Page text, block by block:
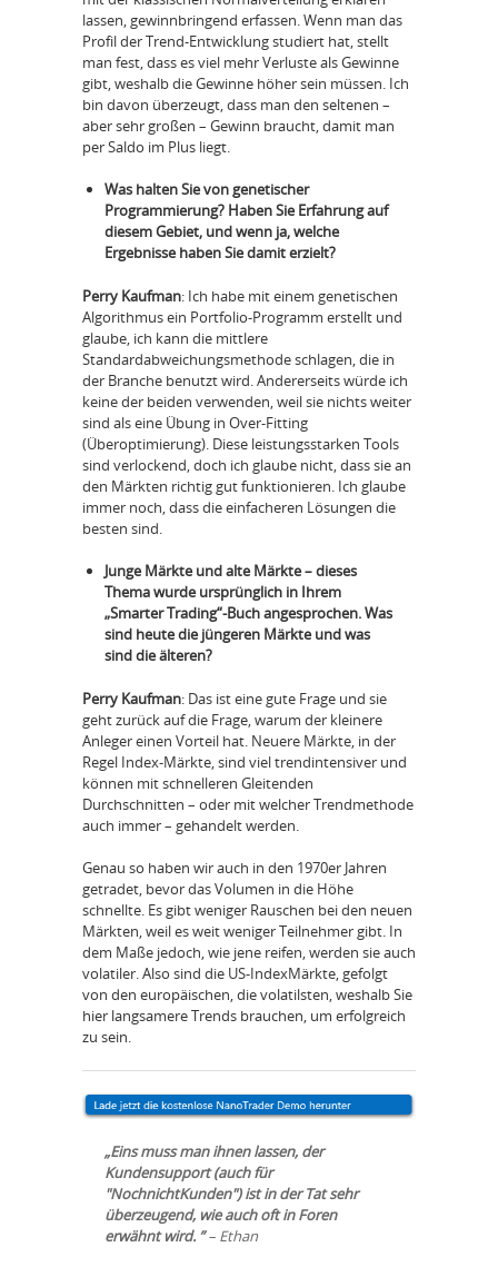
lassen, gewinnbringend erfassen. Wenn man das
Profil der Trend-Entwicklung studiert hat, stellt
man fest, dass es viel mehr Verluste als Gewinne
gibt, weshalb die Gewinne höher sein müssen. Ich
bin davon überzeugt, dass man den seltenen –
aber sehr großen – Gewinn braucht, damit man
per Saldo im Plus liegt.
Was halten Sie von genetischer
Programmierung? Haben Sie Erfahrung auf
diesem Gebiet, und wenn ja, welche
Ergebnisse haben Sie damit erzielt?
Perry Kaufman: Ich habe mit einem genetischen
Algorithmus ein Portfolio-Programm erstellt und
glaube, ich kann die mittlere
Standardabweichungsmethode schlagen, die in
der Branche benutzt wird. Andererseits würde ich
keine der beiden verwenden, weil sie nichts weiter
sind als eine Übung in Over-Fitting
(Überoptimierung). Diese leistungsstarken Tools
sind verlockend, doch ich glaube nicht, dass sie an
den Märkten richtig gut funktionieren. Ich glaube
immer noch, dass die einfacheren Lösungen die
besten sind.
Junge Märkte und alte Märkte – dieses
Thema wurde ursprünglich in Ihrem
„Smarter Trading“-Buch angesprochen. Was
sind heute die jüngeren Märkte und was
sind die älteren?
Perry Kaufman: Das ist eine gute Frage und sie
geht zurück auf die Frage, warum der kleinere
Anleger einen Vorteil hat. Neuere Märkte, in der
Regel Index-Märkte, sind viel trendintensiver und
können mit schnelleren Gleitenden
Durchschnitten – oder mit welcher Trendmethode
auch immer – gehandelt werden.
Genau so haben wir auch in den 1970er Jahren
getradet, bevor das Volumen in die Höhe
schnellte. Es gibt weniger Rauschen bei den neuen
Märkten, weil es weit weniger Teilnehmer gibt. In
dem Maße jedoch, wie jene reifen, werden sie auch
volatiler. Also sind die US-IndexMärkte, gefolgt
von den europäischen, die volatilsten, weshalb Sie
hier langsamere Trends brauchen, um erfolgreich
zu sein.
„Eins muss man ihnen lassen, der
Kundensupport (auch für
"NochnichtKunden") ist in der Tat sehr
überzeugend, wie auch oft in Foren
erwähnt wird. ”– Ethan